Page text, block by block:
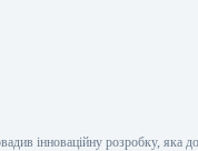
інноваційну розробку, яка